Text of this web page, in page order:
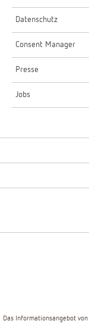
Datenschutz
Consent Manager
Presse
Jobs
Das Informationsangebot von